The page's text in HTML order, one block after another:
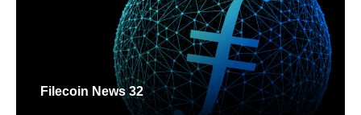
Filecoin News 32